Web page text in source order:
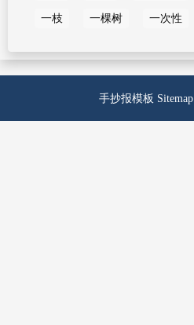
一枝 一棵树 一次性
手抄报模板 Sitemap